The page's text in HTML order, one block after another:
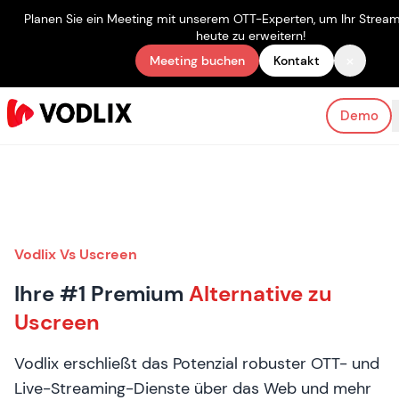
Planen Sie ein Meeting mit unserem OTT-Experten, um Ihr
heute zu erweitern!
Meeting buchen
Kontakt
Demo
Vodlix Vs Uscreen
Ihre #1 PremiumAlternative zu
Uscreen
Vodlix erschließt das Potenzial robuster OTT- und
Live-Streaming-Dienste über das Web und mehr